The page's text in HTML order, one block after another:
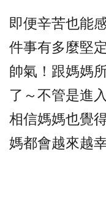
即便辛苦也能
件事有多麼堅
帥氣！ 跟媽媽
了～不管是進
相信媽媽也覺
媽都會越來越